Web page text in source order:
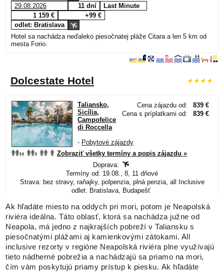
Ak hľadáte miesto na oddych pri mori, potom je Neapolská
riviéra ideálna. Táto oblasť, ktorá sa nachádza južne od
Neapola, má jedno z najkrajších pobreží v Taliansku s
piesočnatými plážami aj kamienkovými zátokami. All
inclusive rezorty v regióne Neapolská riviéra plne využívajú
tieto nádherné pobrežia a nachádzajú sa priamo na mori,
čím vám poskytujú priamy prístup k piesku. Ak hľadáte